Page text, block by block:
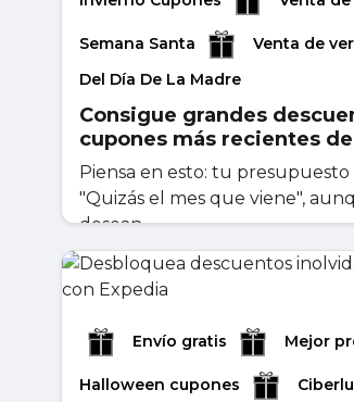
Semana Santa Venta de
Del Día De La Madre
Consigue grandes
cupones más recientes
Piensa en esto: tu presupuesto
"Quizás el mes que viene",
desean...
mayo 04, 2026
Envío gratis Mejor
Halloween cupones